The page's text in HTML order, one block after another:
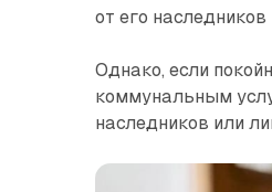
от его
Однако, если
коммунальным
наследников или